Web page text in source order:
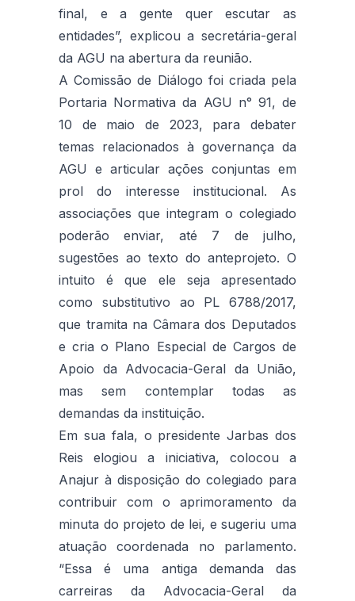
final, e a gente quer escutar as
entidades”, explicou a secretária-geral
da AGU na abertura da reunião.
A Comissão de Diálogo foi criada pela
Portaria Normativa da AGU n° 91, de
10 de maio de 2023, para debater
temas relacionados à governança da
AGU e articular ações conjuntas em
prol do interesse institucional. As
associações que integram o colegiado
poderão enviar, até 7 de julho,
sugestões ao texto do anteprojeto. O
intuito é que ele seja apresentado
como substitutivo ao PL 6788/2017,
que tramita na Câmara dos Deputados
e cria o Plano Especial de Cargos de
Apoio da Advocacia-Geral da União,
mas sem contemplar todas as
demandas da instituição.
Em sua fala, o presidente Jarbas dos
Reis elogiou a iniciativa, colocou a
Anajur à disposição do colegiado para
contribuir com o aprimoramento da
minuta do projeto de lei, e sugeriu uma
atuação coordenada no parlamento.
“Essa é uma antiga demanda das
carreiras da Advocacia-Geral da